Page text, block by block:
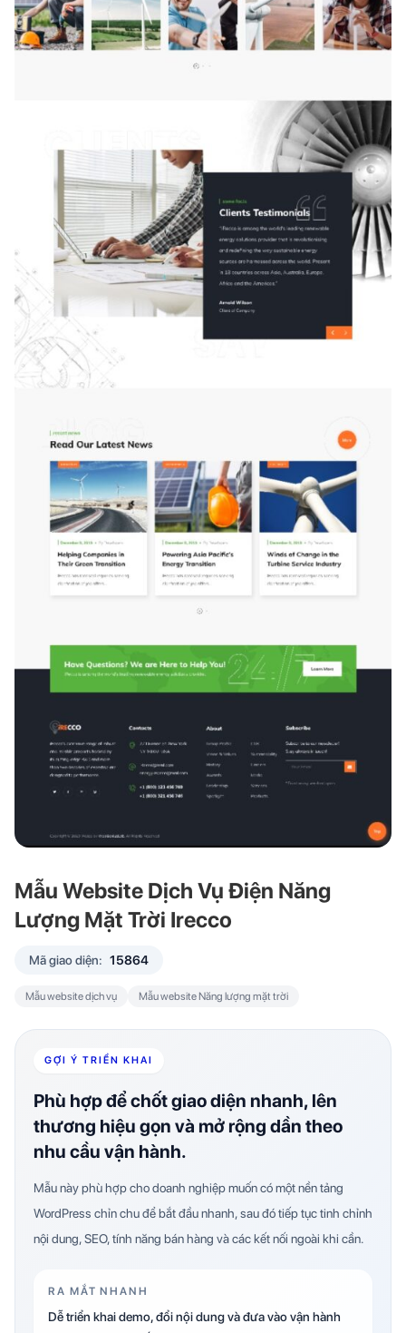
Mẫu Website Dịch Vụ Điện Năng
Lượng Mặt Trời Irecco
Mã giao diện: 15864
Mẫu website dịch vụ Mẫu website Năng lượng mặt trời
GỢI Ý TRIỂN KHAI
Phù hợp để chốt giao diện nhanh, lên
thương hiệu gọn và mở rộng dần theo
nhu cầu vận hành.
Mẫu này phù hợp cho doanh nghiệp muốn có một nền tảng
WordPress chỉn chu để bắt đầu nhanh, sau đó tiếp tục tinh chỉnh
nội dung, SEO, tính năng bán hàng và các kết nối ngoài khi cần.
RA MẮT NHANH
Dễ triển khai demo, đổi nội dung và đưa vào vận hành